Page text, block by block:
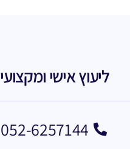
ליעוץ אישי ומקצועי
052-6257144